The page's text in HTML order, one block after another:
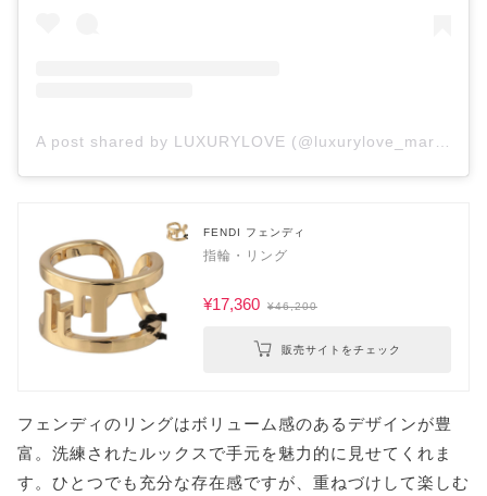
A post shared by LUXURYLOVE (@luxurylove_marketplace)
FENDI フェンディ
指輪・リング
¥17,360 ¥46,200
販売サイトをチェック
フェンディのリングはボリューム感のあるデザインが豊
富。洗練されたルックスで手元を魅力的に見せてくれま
す。ひとつでも充分な存在感ですが、重ねづけして楽しむ